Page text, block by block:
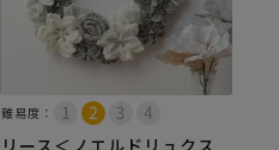
難易度：
リース＜ノエルドリュクス